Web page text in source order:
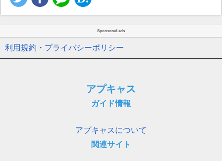
Sponsored ads
利用規約・プライバシーポリシー
アプキャス
ガイド情報
アプキャスについて
関連サイト